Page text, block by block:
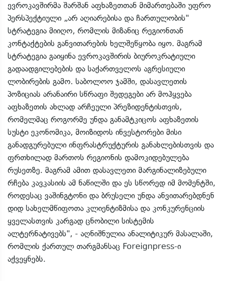
ევროკავშირმა შარშან აფხაზეთთან მიმართებაში უფრო
პერსპექტიული „არ აღიარებისა და ჩართულობის"
სტრატეგია მიიღო, რომლის მიზანიც რეგიონთან
კონტაქტების განვითარების ხელშეწყობა იყო. მაგრამ
სტრატეგია გაიყინა ევროკავშირის ბიუროკრატიული
გადაადგილებების და საქართველოს აგრესიული
ლობირების გამო. საბოლოო ჯამში, დასავლეთის
პოზიციას არანაირი სწრაფი შედეგები არ მოჰყვება
აფხაზეთის ახლად არჩეული პრეზიდენტისთვის,
რომელმაც როგორმე უნდა განამტკიცოს აფხაზეთის
სუსტი ეკონომიკა, მოიზიდოს ინვესტორები მისი
განადგურებული ინფრასტრუქტურის განახლებისთვის და
ფრთხილად მართოს რეგიონის დამოკიდებულება
რუსეთზე. მაგრამ ამით დასავლეთი მარგინალიზებული
რჩება კავკასიის ამ ნაწილში და ეს სწორედ იმ მომენტში,
როდესაც ვაშინგტონი და ბრუსელი უნდა ანვითარებდნენ
დიდ სახელმწიფოთა კლიენტიზმისა და კონკურენციის
ყველასთვის კარგად ცნობილი სისტემის
ალტერნატივებს", - აღნიშნულია ანალიტიკურ მასალაში,
რომლის ქართულ თარგმანსაც Foreignpress-ი
აქვეყნებს.